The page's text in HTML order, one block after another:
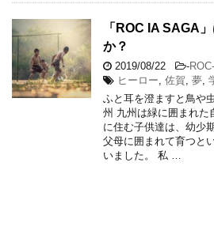
「ROC IA SAGA
か？
2019/08/22 -
ヒーロー 佐賀 夢
ふと耳を澄ますと鳥や
州 九州は緑に囲まれた
に住む子供達は、幼少
父母に囲まれて育つと
いました。 私 …